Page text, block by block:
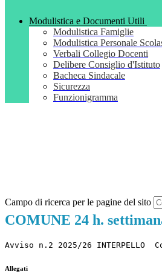
Modulistica e Documenti Utili
Modulistica Famiglie
Modulistica Personale
Verbali Collegio Docenti
Delibere Consiglio d'Istituto
Bacheca Sindacale
Sicurezza
Funzionigramma
Campo di ricerca per le pagine del sito
COMUNE 24 h.
Avviso n.2 2025/26 INTERPELLO
Allegati